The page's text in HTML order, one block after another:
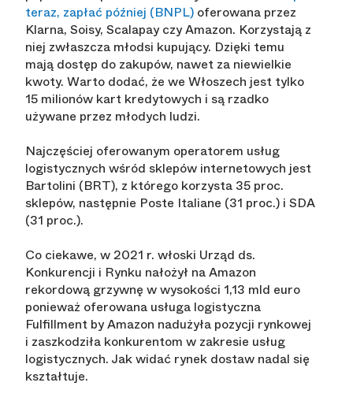
teraz, zapłać później (BNPL) oferowana przez
Klarna, Soisy, Scalapay czy Amazon. Korzystają z
niej zwłaszcza młodsi kupujący. Dzięki temu
mają dostęp do zakupów, nawet za niewielkie
kwoty. Warto dodać, że we Włoszech jest tylko
15 milionów kart kredytowych i są rzadko
używane przez młodych ludzi.
Najczęściej oferowanym operatorem usług
logistycznych wśród sklepów internetowych jest
Bartolini (BRT), z którego korzysta 35 proc.
sklepów, następnie Poste Italiane (31 proc.) i SDA
(31 proc.).
Co ciekawe, w 2021 r. włoski Urząd ds.
Konkurencji i Rynku nałożył na Amazon
rekordową grzywnę w wysokości 1,13 mld euro
ponieważ oferowana usługa logistyczna
Fulfillment by Amazon nadużyła pozycji rynkowej
i zaszkodziła konkurentom w zakresie usług
logistycznych. Jak widać rynek dostaw nadal się
kształtuje.